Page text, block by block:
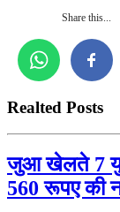
Share this...
Realted Posts
जुआ खेलते 7
560 रूपए की